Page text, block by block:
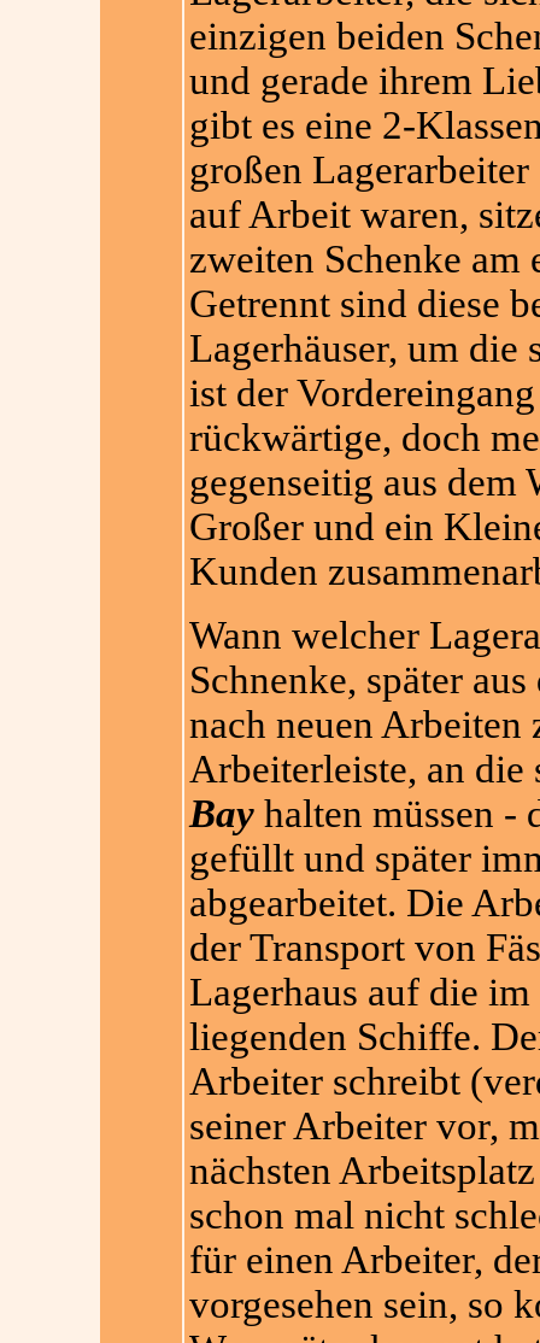
einzigen beiden
und gerade ihrem
gibt es eine 2-
großen
auf Arbeit waren,
zweiten Schenke am
Getrennt sind diese
Lagerhäuser, um die
ist der
rückwärtige, doch
gegenseitig aus dem
Großer und ein
Kunden
Wann welcher
Schnenke, später
nach neuen Arbeiten
Arbeiterleiste, an
Bayhalten müssen -
gefüllt und später
abgearbeitet. Die
der Transport von
Lagerhaus auf die
liegenden Schiffe.
Arbeiter schreibt
seiner Arbeiter vor,
nächsten
schon mal nicht
für einen Arbeiter,
vorgesehen sein, so